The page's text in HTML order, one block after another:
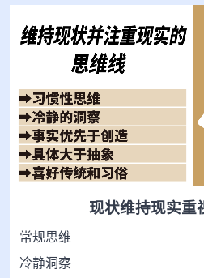
现状维持现实重
常规思维
冷静洞察